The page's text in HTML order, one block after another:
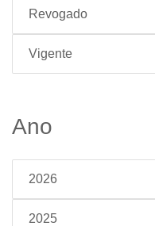
Revogado
Vigente
Ano
2026
2025